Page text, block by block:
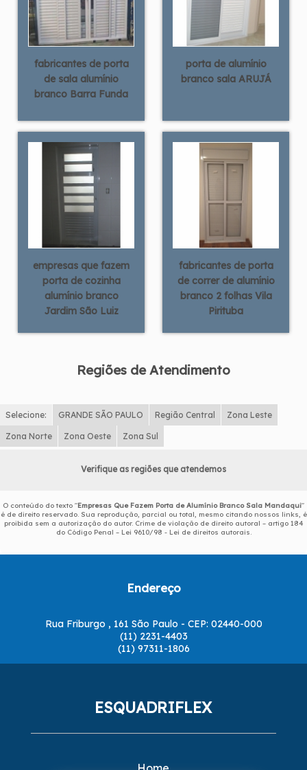
fabricantes de porta
de sala alumínio
branco Barra Funda
porta de alumínio
branco sala ARUJÁ
empresas que fazem
porta de cozinha
alumínio branco
Jardim São Luiz
fabricantes de porta
de correr de alumínio
branco 2 folhas Vila
Pirituba
Regiões de Atendimento
Selecione: GRANDE SÃO PAULO Região Central Zona Leste
Zona Norte Zona Oeste Zona Sul
Verifique as regiões que atendemos
O conteúdo do texto "Empresas Que Fazem Porta de Alumínio Branco Sala Mandaqui"
é de direito reservado. Sua reprodução, parcial ou total, mesmo citando nossos links, é
proibida sem a autorização do autor. Crime de violação de direito autoral – artigo 184
do Código Penal – Lei 9610/98 - Lei de direitos autorais
Endereço
Rua Friburgo , 161 São Paulo - CEP: 02440-000
(11) 2231-4403
(11) 97311-1806
ESQUADRIFLEX